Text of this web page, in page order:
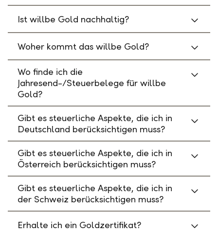
Ist willbe Gold nachhaltig?
Woher kommt das willbe Gold?
Wo finde ich die
Jahresend-/Steuerbelege für willbe
Gold?
Gibt es steuerliche Aspekte, die ich in
Deutschland berücksichtigen muss?
Gibt es steuerliche Aspekte, die ich in
Österreich berücksichtigen muss?
Gibt es steuerliche Aspekte, die ich in
der Schweiz berücksichtigen muss?
Erhalte ich ein Goldzertifikat?